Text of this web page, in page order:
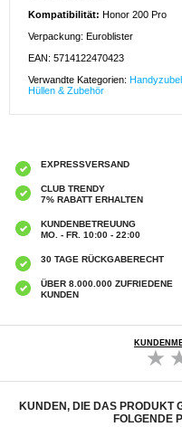
Kompatibilität: Honor 200 Pro
Verpackung: Euroblister
EAN: 5714122470423
Verwandte Kategorien:
Hüllen & Zubehör
EXPRESSVERSAND
CLUB TRENDY
7% RABATT ERHALTEN
KUNDENBETREUUNG
MO. - FR. 10:00 - 22:00
30 TAGE RÜCKGABERECHT
ÜBER 8.000.000 ZUFRIEDENE
KUNDEN
KUNDEN, DIE DAS PRODUKT
FOLGENDE